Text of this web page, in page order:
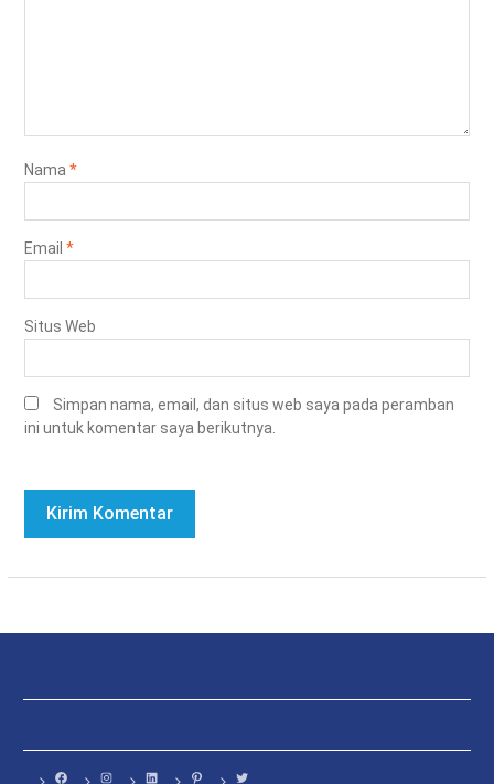
Nama *
Email *
Situs Web
Simpan nama, email, dan situs web saya pada peramban
ini untuk komentar saya berikutnya.
FacebookInstagramLinkedInPinterestTwitter